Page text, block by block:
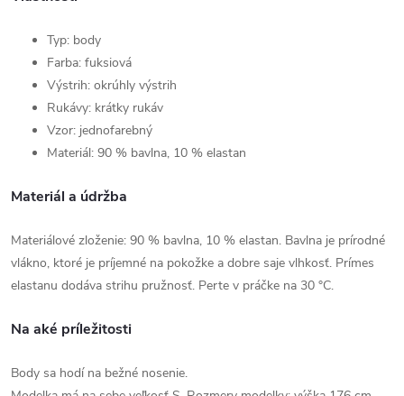
Typ: body
Farba: fuksiová
Výstrih: okrúhly výstrih
Rukávy: krátky rukáv
Vzor: jednofarebný
Materiál: 90 % bavlna, 10 % elastan
Materiál a údržba
Materiálové zloženie: 90 % bavlna, 10 % elastan. Bavlna je prírodné
vlákno, ktoré je príjemné na pokožke a dobre saje vlhkosť. Prímes
elastanu dodáva strihu pružnosť. Perte v práčke na 30 °C.
Na aké príležitosti
Body sa hodí na bežné nosenie.